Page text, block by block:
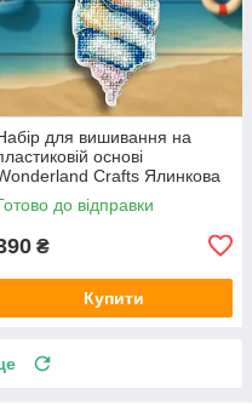
для вишивання на
основі
Crafts Ялинкова
— Океанська мушля
149до відправки
₴
Купити